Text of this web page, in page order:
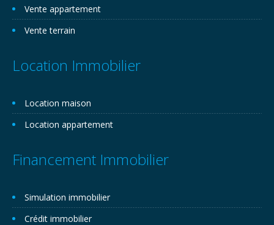
Vente appartement
Vente terrain
Location Immobilier
Location maison
Location appartement
Financement Immobilier
Simulation immobilier
Crédit immobilier